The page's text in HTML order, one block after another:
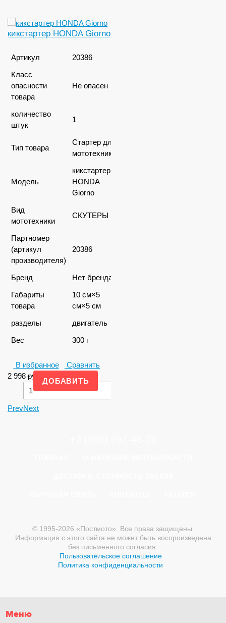
кикстартер HONDA Giorno
Артикул
20386
Класс
опасности
товара
Не опасен
количество
штук
1
Тип товара
Стартер для
мототехники
Модель
кикстартер
HONDA
Giorno
Вид
мототехники
СКУТЕРЫ
Партномер
(артикул
производителя)
20386
Бренд
Нет бренда
Габариты
товара
10 см×5
см×5 см
разделы
двигатель
Вес
300 г
В избранное
Сравнить
2 998руб.
-
+
PrevNext
© 1995-2026 «Постмото». Все права защищены.
Информация с этого сайта не может быть воспроизведена
без письменного согласия.
Пользовательское соглашение
Политика конфиденциальности
Меню